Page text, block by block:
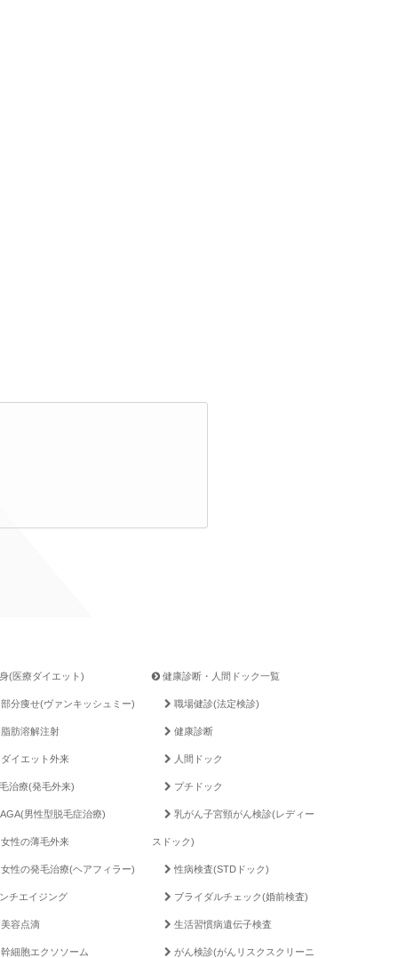
(医療ダイエット)
部分痩せ(ヴァンキッシュミー)
脂肪溶解注射
ダイエット外来
治療(発毛外来)
AGA(男性型脱毛症治療)
女性の薄毛外来
女性の発毛治療(ヘアフィラー)
チエイジング
美容点滴
幹細胞エクソソーム
健康診断・人間ドック一覧
職場健診(法定検診)
健康診断
人間ドック
プチドック
乳がん子宮頸がん検診(レディー
スドック)
性病検査(STDドック)
ブライダルチェック(婚前検査)
生活習慣病遺伝子検査
がん検診(がんリスクスクリーニ